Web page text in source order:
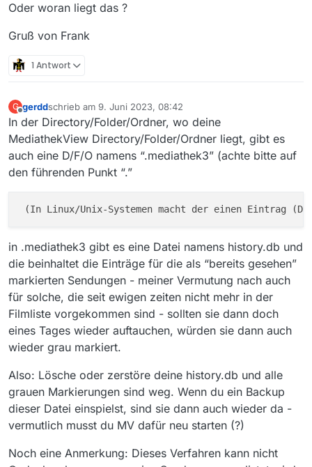
Oder woran liegt das ?
Gruß von Frank
1 Antwort
G
Offline
gerddschrieb am 9. Juni 2023, 08:42
zuletzt editiert von
In der Directory/Folder/Ordner, wo deine
MediathekView Directory/Folder/Ordner liegt, gibt es
auch eine D/F/O namens “.mediathek3” (achte bitte auf
den führenden Punkt “.”
(In Linux/Unix-Systemen macht der einen Eintrag
in .mediathek3 gibt es eine Datei namens history.db und
die beinhaltet die Einträge für die als “bereits gesehen”
markierten Sendungen - meiner Vermutung nach auch
für solche, die seit ewigen zeiten nicht mehr in der
Filmliste vorgekommen sind - sollten sie dann doch
eines Tages wieder auftauchen, würden sie dann auch
wieder grau markiert.
Also: Lösche oder zerstöre deine history.db und alle
grauen Markierungen sind weg. Wenn du ein Backup
dieser Datei einspielst, sind sie dann auch wieder da -
vermutlich musst du MV dafür neu starten (?)
Noch eine Anmerkung: Dieses Verfahren kann nicht